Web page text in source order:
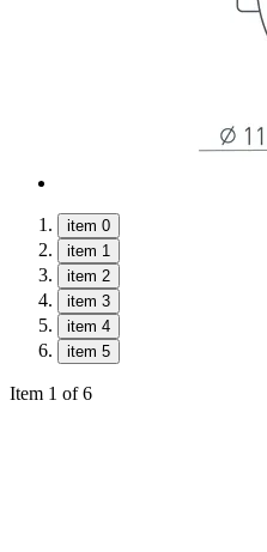
item 0
item 1
item 2
item 3
item 4
item 5
Item 1 of 6